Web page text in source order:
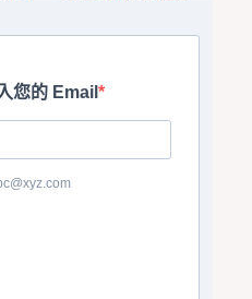
您的 Email